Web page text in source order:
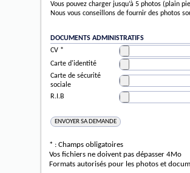
Vous pouvez charger jusqu’à 5 photos (plain
Nous vous conseillons de fournir des photos
DOCUMENTS ADMINISTRATIFS
CV *
Carte d'identité
Carte de sécurité
sociale
R.I.B
* : Champs obligatoires
Vos fichiers ne doivent pas dépasser 4Mo
Formats autorisés pour les photos et